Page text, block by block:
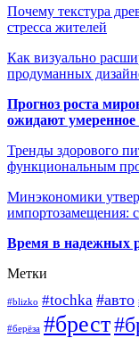
Почему текстура
стресса жителей
Как визуально
продуманных
Прогноз роста
ожидают умеренное
Тренды здорового
функциональным
Минэкономики
импортозамещения:
Время в надежных
Метки
#blizko #tochka #авто
#берёза #брест